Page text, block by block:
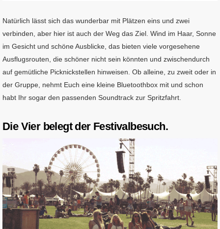
Natürlich lässt sich das wunderbar mit Plätzen eins und zwei
verbinden, aber hier ist auch der Weg das Ziel. Wind im Haar, Sonne
im Gesicht und schöne Ausblicke, das bieten viele vorgesehene
Ausflugsrouten, die schöner nicht sein könnten und zwischendurch
auf gemütliche Picknickstellen hinweisen. Ob alleine, zu zweit oder in
der Gruppe, nehmt Euch eine kleine Bluetoothbox mit und schon
habt Ihr sogar den passenden Soundtrack zur Spritzfahrt.
Die Vier belegt der Festivalbesuch.